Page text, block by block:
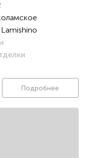
Lamishino
Подробнее